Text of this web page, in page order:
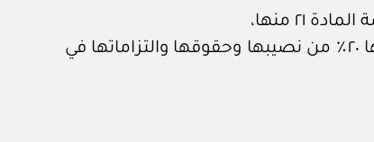
وعلى التنازل الصادر من مجموعة ألف – سوميتومو إلى شركة ونترشال جازلشافت عن حصة شائعة قدرها ٢٠٪ من نصيبها وحقوقها والتزاماتها في